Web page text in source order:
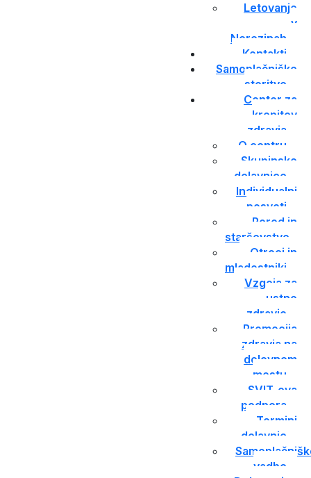
Letovanje
v
Nerezinah
Kontakti
Samoplačniške
storitve
Center za
krepitev
zdravja
O centru
Skupinske
delavnice
Individualni
posveti
Porod in
starševstvo
Otroci in
mladostniki
Vzgoja za
ustno
zdravje
Promocija
zdravja na
delovnem
mestu
SVIT-ova
podpora
Termini
delavnic
vadbe